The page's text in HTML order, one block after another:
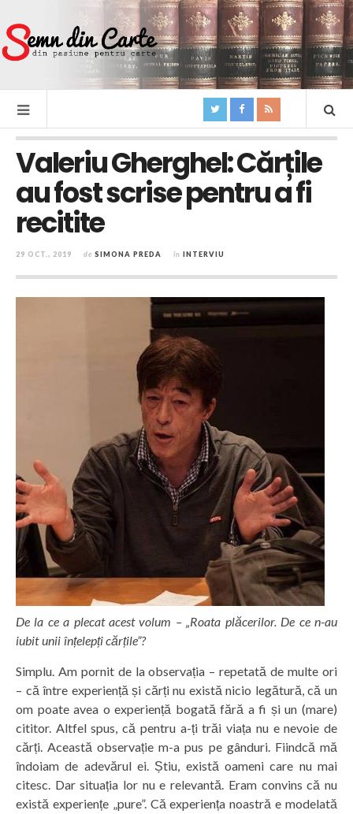
Valeriu Gherghel: Cărțile
au fost scrise pentru a fi
recitite
29 OCT., 2019 de SIMONA PREDA în INTERVIU
De la ce a plecat acest volum – „Roata plăcerilor. De ce n-au
iubit unii înțelepți cărțile”?
Simplu. Am pornit de la observația – repetată de multe ori
– că între experiență și cărți nu există nicio legătură, că un
om poate avea o experiență bogată fără a fi și un (mare)
cititor. Altfel spus, că pentru a-ți trăi viața nu e nevoie de
cărți. Această observație m-a pus pe gânduri. Fiindcă mă
îndoiam de adevărul ei. Știu, există oameni care nu mai
citesc. Dar situația lor nu e relevantă. Eram convins că nu
există experiențe „pure”. Că experiența noastră e modelată